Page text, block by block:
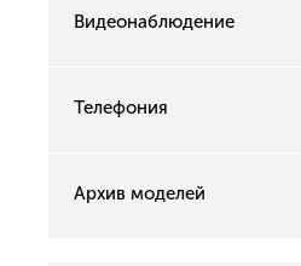
Видеонаблюдение
Телефония
Архив моделей